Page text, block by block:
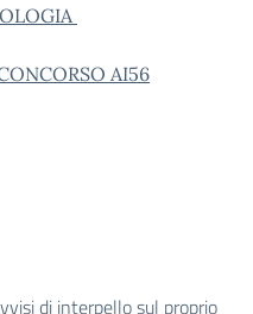
AI56
di interpello sul proprio